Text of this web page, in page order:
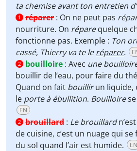
ta chemise avant ton entretien
1 réparer : On ne peut pas
nourriture. On réparequelque
fonctionne pas. Exemple : Ton
cassé, Thierry va te leréparer.
2 bouilloire : Avec une
bouillir de l’eau, pour faire du
Quand on fait bouillirun liquide,
le porte à ébullition. Bouilloirese
EN
2 brouillard : Le brouillard
de cuisine, c’est un nuage qui
du sol quand l’air est humide.
EN